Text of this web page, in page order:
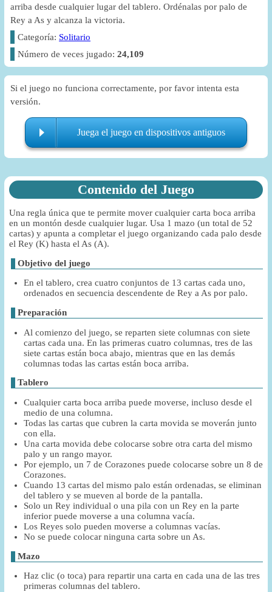
arriba desde cualquier lugar del tablero. Ordénalas por palo de
Rey a As y alcanza la victoria.
Categoría: Solitario
Número de veces jugado:24,109
Si el juego no funciona correctamente, por favor intenta esta
versión.
Juega el juego en dispositivos antiguos
Contenido del Juego
Una regla única que te permite mover cualquier carta boca arriba
en un montón desde cualquier lugar. Usa 1 mazo (un total de 52
cartas) y apunta a completar el juego organizando cada palo desde
el Rey (K) hasta el As (A).
Objetivo del juego
En el tablero, crea cuatro conjuntos de 13 cartas cada uno,
ordenados en secuencia descendente de Rey a As por palo.
Preparación
Al comienzo del juego, se reparten siete columnas con siete
cartas cada una. En las primeras cuatro columnas, tres de las
siete cartas están boca abajo, mientras que en las demás
columnas todas las cartas están boca arriba.
Tablero
Cualquier carta boca arriba puede moverse, incluso desde el
medio de una columna.
Todas las cartas que cubren la carta movida se moverán junto
con ella.
Una carta movida debe colocarse sobre otra carta del mismo
palo y un rango mayor.
Por ejemplo, un 7 de Corazones puede colocarse sobre un 8 de
Corazones.
Cuando 13 cartas del mismo palo están ordenadas, se eliminan
del tablero y se mueven al borde de la pantalla.
Solo un Rey individual o una pila con un Rey en la parte
inferior puede moverse a una columna vacía.
Los Reyes solo pueden moverse a columnas vacías.
No se puede colocar ninguna carta sobre un As.
Mazo
Haz clic (o toca) para repartir una carta en cada una de las tres
primeras columnas del tablero.